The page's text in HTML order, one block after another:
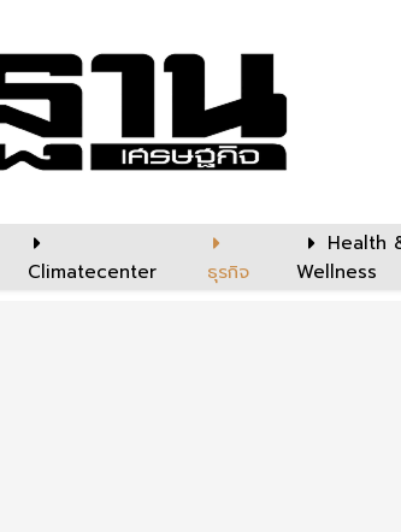
Climatecenter ธุรกิจ
Health
Wellness